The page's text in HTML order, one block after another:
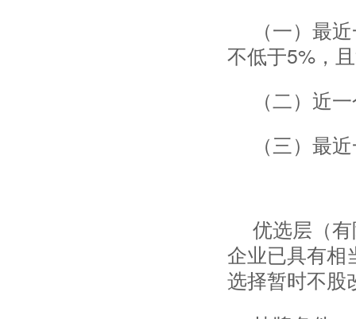
（一）最
不低于5%，
（二）近
（三）最
优选层（
企业已具有相
选择暂时不股